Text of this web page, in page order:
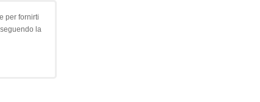
per fornirti
la